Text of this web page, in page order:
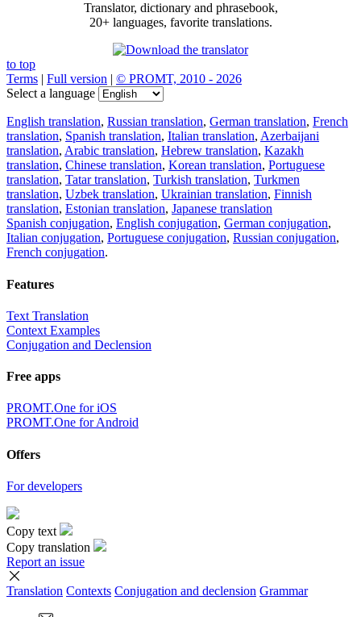
Translator, dictionary and phrasebook,
20+ languages, favorite translations.
to top
Terms | Full version | © PROMT, 2010 - 2026
Select a language
English translation, Russian translation, German translation, French
translation, Spanish translation, Italian translation, Azerbaijani
translation, Arabic translation, Hebrew translation, Kazakh
translation, Chinese translation, Korean translation, Portuguese
translation, Tatar translation, Turkish translation, Turkmen
translation, Uzbek translation, Ukrainian translation, Finnish
translation, Estonian translation, Japanese translation
Spanish conjugation, English conjugation, German conjugation,
Italian conjugation, Portuguese conjugation, Russian conjugation,
French conjugation.
Features
Text Translation
Context Examples
Conjugation and Declension
Free apps
PROMT.One for iOS
PROMT.One for Android
Offers
For developers
Copy text
Copy translation
Report an issue
Translation Contexts Conjugation and declension Grammar